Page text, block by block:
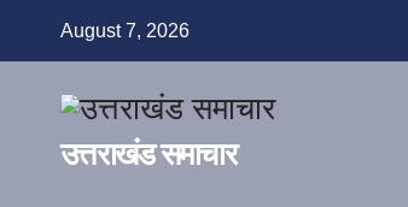
August 7, 2026
उत्तराखंड समाचार